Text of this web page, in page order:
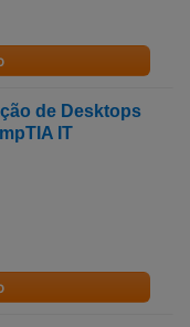
de Desktops
IT